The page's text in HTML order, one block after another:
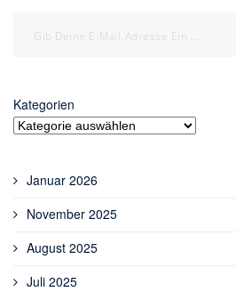
Kategorien
Januar 2026
November 2025
August 2025
Juli 2025